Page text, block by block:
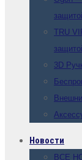
TRU
3D
Новости
ВСЕ